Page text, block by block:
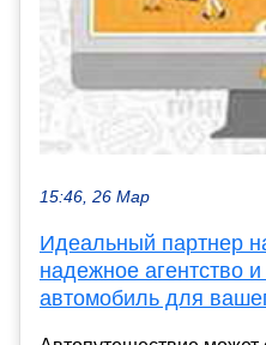
15:46, 26 Мар
Идеальный партнер
надежное агентство
автомобиль для